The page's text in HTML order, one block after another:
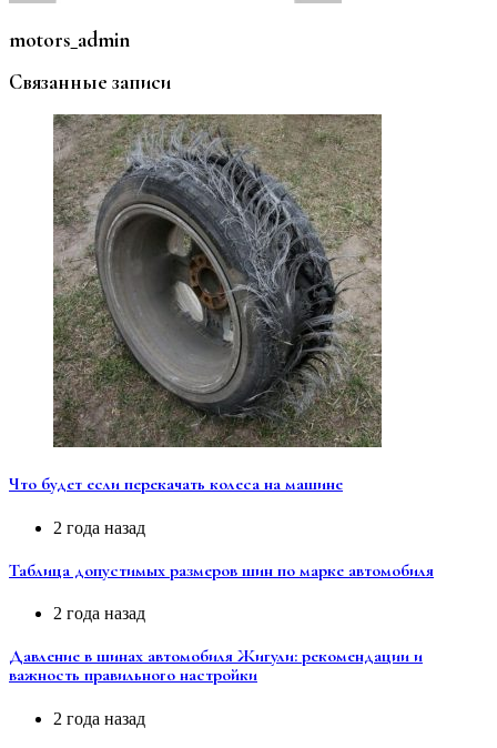
motors_admin
Связанные записи
Что будет если перекачать колеса на машине
2 года назад
Таблица допустимых размеров шин по марке автомобиля
2 года назад
Давление в шинах автомобиля Жигули: рекомендации и
важность правильного настройки
2 года назад